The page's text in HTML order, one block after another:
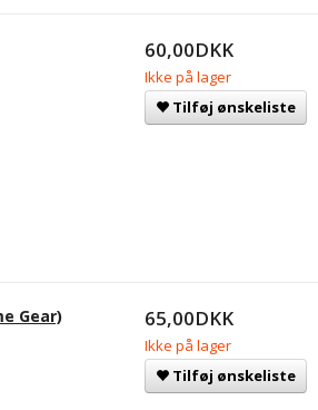
60,00DKK
Ikke på lager
Tilføj ønskeliste
Gear) 65,00DKK
Ikke på lager
Tilføj ønskeliste